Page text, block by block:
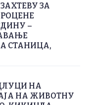
ЗА
–
СТАНИЦА,
НА
НА ЖИВОТНУ